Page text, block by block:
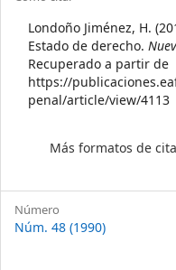
Details
Londoño Jiménez, H.
Estado de derecho.
Recuperado a partir de
https://
penal/article/view/4113
Más formatos de cita
Número
Núm. 48 (1990)